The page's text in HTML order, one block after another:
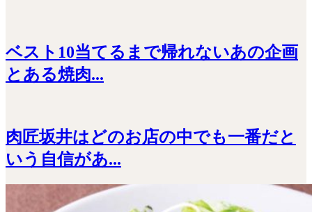
ベスト10当てるまで帰れないあの企画
とある焼肉...
肉匠坂井はどのお店の中でも一番だと
いう自信があ...